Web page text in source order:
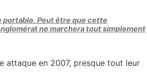
portable. Peut être que cette
ne marchera tout simplement
attaque en 2007, presque tout leur